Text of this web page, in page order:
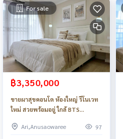
For sale
฿3,350,000
ขายผาสุขคอนโด ห้องใหญ่ รีโนเวท
ใหม่ สวยพร้อมอยู่ ใกล้ BTS
Ari,Anusaowaree
97